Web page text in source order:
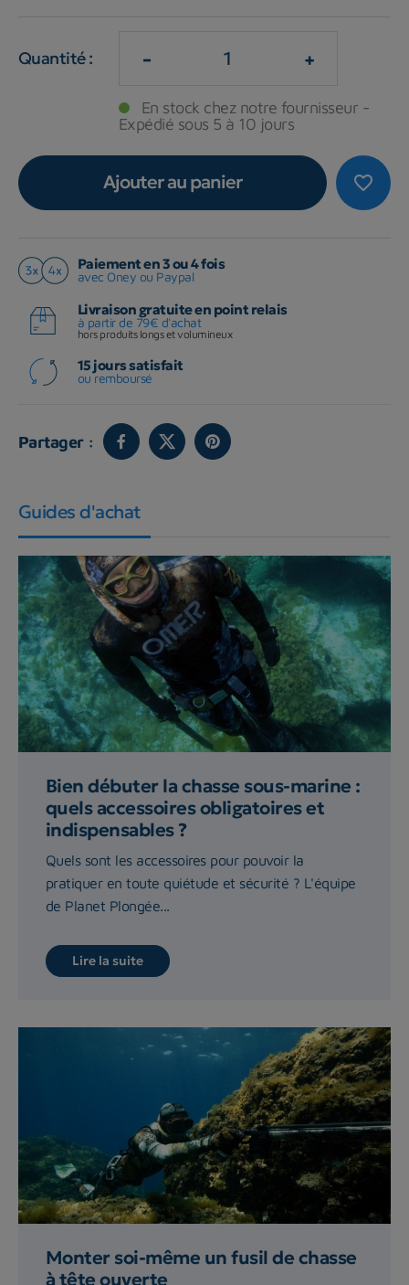
Quantité : - +
En stock chez notre fournisseur -
Expédié sous 5 à 10 jours
favorite_border
Ajouter au panier
Paiement en 3 ou 4 fois
avec Oney ou Paypal
Livraison gratuite en point relais
à partir de 79€ d'achat
hors produits longs et volumineux
15 jours satisfait
ou remboursé
Partager :
Guides d'achat
Bien débuter la chasse sous-marine :
quels accessoires obligatoires et
indispensables ?
Quels sont les accessoires pour pouvoir la
pratiquer en toute quiétude et sécurité ? L'équipe
de Planet Plongée...
Lire la suite
Monter soi-même un fusil de chasse
à tête ouverte